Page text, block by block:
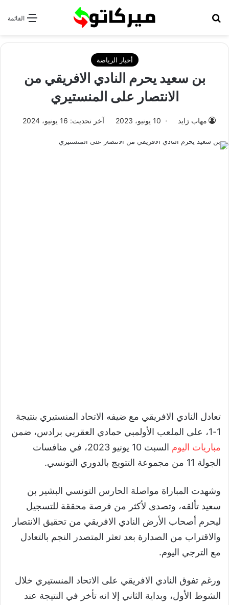
القائمة
أخبار الرياضة
بن سعيد يحرم النادي الافريقي من
الانتصار على المنستيري
مهاب زايد 10 يونيو، 2023 آخر تحديث: 16 يونيو، 2024
تعادل النادي الافريقي مع ضيفه الاتحاد المنستيري بنتيجة
1-1، على الملعب الأولمبي حمادي العقربي برادس، ضمن
مباريات اليوم
السبت 10 يونيو 2023، في منافسات
الجولة 11 من مجموعة التتويج بالدوري التونسي.
وشهدت المباراة مواصلة الحارس التونسي البشير بن
سعيد تألقه، وتصدى لأكثر من فرصة محققة للتسجيل
ليحرم أصحاب الأرض النادي الافريقي من تحقيق الانتصار
والاقتراب من الصدارة بعد تعثر المتصدر النجم بالتعادل
مع الترجي اليوم.
ورغم تفوق النادي الافريقي على الاتحاد المنستيري خلال
الشوط الأول، وبداية الثاني إلا انه تأخر في النتيجة عند